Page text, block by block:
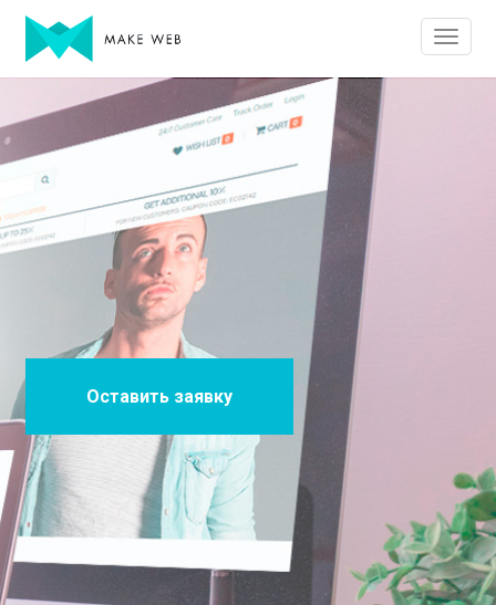
Оставить заявку